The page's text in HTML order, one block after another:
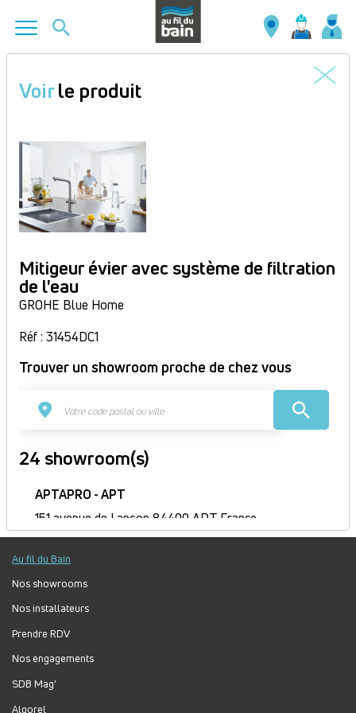
contenu
Voirle produit
Mitigeur évier avec système de filtration
de l'eau
GROHE Blue Home
Réf : 31454DC1
Trouver un showroom proche de chez vous
24 showroom(s)
APTAPRO - APT
151 avenue de Lançon 84400 APT France
Itinéraire
Fermé
Jour
Plage
horaire
Lundi :
Mardi :
Jeudi :
Vendredi : 9h-12h, 14h-18h
Samedi :
Au fil du Bain
Nos showrooms
Nos installateurs
Prendre RDV
Nos engagements
SDB Mag'
Algorel